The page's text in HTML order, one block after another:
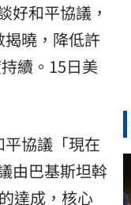
好和平協議，
曉，降低許
續。15日美
協議「現在
由巴基斯坦斡
達成，核心